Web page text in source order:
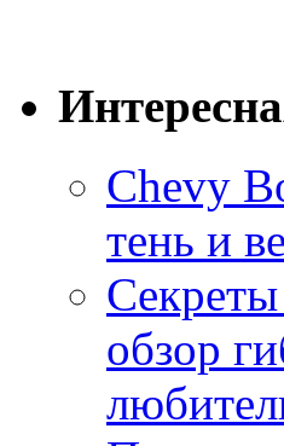
Chevy
тень и
обзор